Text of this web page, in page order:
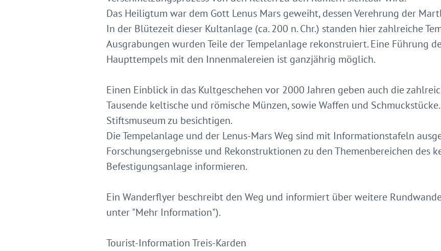
Das Heiligtum war dem Gott Lenus Mars geweiht, dessen Verehrung der
In der Blütezeit dieser Kultanlage (ca. 200 n. Chr.) standen hier zahlreiche
Ausgrabungen wurden Teile der Tempelanlage rekonstruiert. Eine Führung
Haupttempels mit den Innenmalereien ist ganzjährig möglich.
Einen Einblick in das Kultgeschehen vor 2000 Jahren geben auch die
Tausende keltische und römische Münzen, sowie Waffen und
Stiftsmuseum zu besichtigen.
Die Tempelanlage und der Lenus-Mars Weg sind mit Informationstafeln
Forschungsergebnisse und Rekonstruktionen zu den Themenbereichen des
Befestigungsanlage informieren.
Ein Wanderflyer beschreibt den Weg und informiert über weitere
unter "Mehr Information").
Tourist-Information Treis-Karden